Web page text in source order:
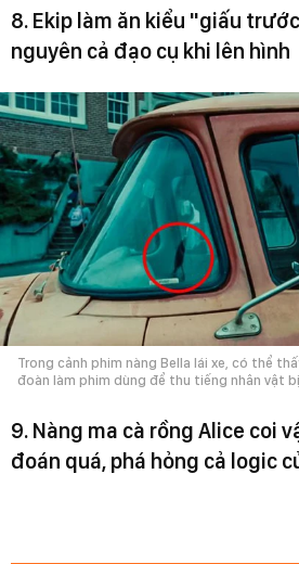
8. Ekip làm ăn kiểu "giấu
nguyên cả đạo cụ khi lên hình
Trong cảnh phim nàng Bella lái xe, có thể
đoàn làm phim dùng để thu tiếng nhân vật
9. Nàng ma cà rồng Alice coi
đoán quá, phá hỏng cả logic